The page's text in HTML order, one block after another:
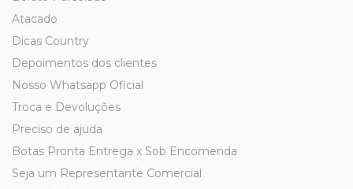
Atacado
Dicas Country
Depoimentos dos clientes
Nosso Whatsapp Oficial
Troca e Devoluções
Preciso de ajuda
Botas Pronta Entrega x Sob Encomenda
Seja um Representante Comercial